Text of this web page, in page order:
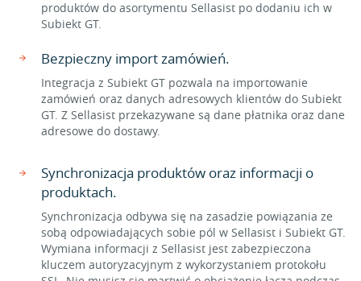
produktów do asortymentu Sellasist po dodaniu ich w
Subiekt GT.
Bezpieczny import zamówień.
Integracja z Subiekt GT pozwala na importowanie
zamówień oraz danych adresowych klientów do Subiekt
GT. Z Sellasist przekazywane są dane płatnika oraz dane
adresowe do dostawy.
Synchronizacja produktów oraz informacji o
produktach.
Synchronizacja odbywa się na zasadzie powiązania ze
sobą odpowiadających sobie pól w Sellasist i Subiekt GT.
Wymiana informacji z Sellasist jest zabezpieczona
kluczem autoryzacyjnym z wykorzystaniem protokołu